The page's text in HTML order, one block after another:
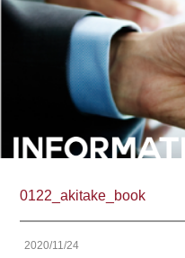
0122_akitake_book
2020/11/24